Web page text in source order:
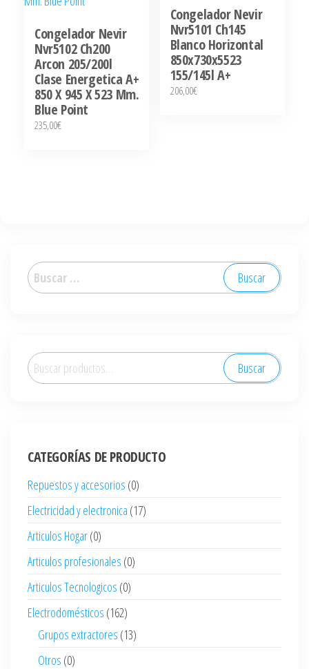
Congelador Nevir
Nvr5102 Ch200
Arcon 205/200l
Clase Energetica A+
850 X 945 X 523 Mm.
Blue Point
235,00€
Congelador Nevir
Nvr5101 Ch145
Blanco Horizontal
850x730x5523
155/145l A+
206,00€
Buscar:
Buscar
por:
Buscar
CATEGORÍAS DE PRODUCTO
Repuestos y accesorios (0)
Electricidad y electronica (17)
Articulos Hogar(0)
Articulos profesionales (0)
Articulos Tecnologicos (0)
Electrodomésticos (162)
Grupos extractores (13)
Otros (0)